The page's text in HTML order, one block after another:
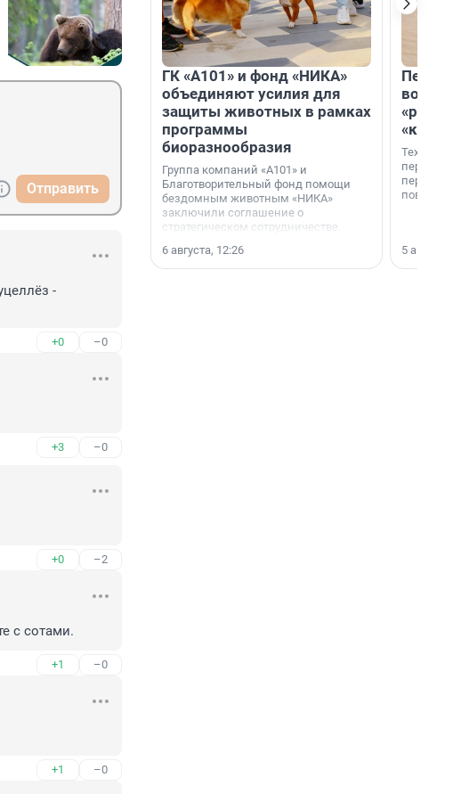
Отправить
-
+0 –0
+3 –0
+0 –2
с сотами.
+1 –0
+1 –0
ГК «А101» и фонд «НИКА»
объединяют усилия для
защиты животных в рамках
программы
биоразнообразия
Группа компаний «А101» и
Благотворительный фонд помощи
бездомным животным «НИКА»
заключили соглашение о
стратегическом сотрудничестве.
6 августа, 12:26
5